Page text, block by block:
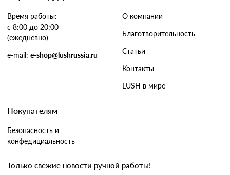
Время работы:
с 8:00 до 20:00
(ежедневно)
e-mail: e-shop@lushrussia.ru
О компании
Благотворительность
Статьи
Контакты
LUSH в мире
Покупателям
Безопасность и
конфедициальность
Только свежие новости ручной работы!